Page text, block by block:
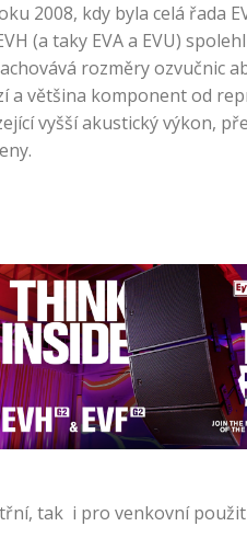
2008, kdy byla celá řada
(a taky EVA a EVU)
rozměry ozvučnic
a většina komponent od
vyšší akustický výkon,
tak i pro venkovní